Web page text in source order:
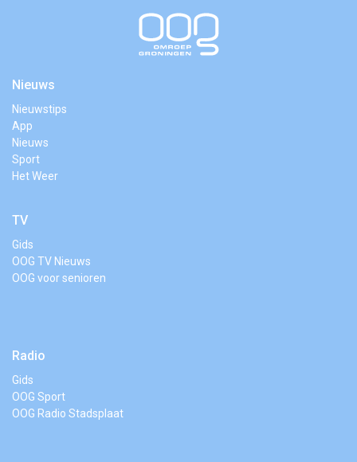
Nieuws
Nieuwstips
App
Nieuws
Sport
Het Weer
TV
Gids
OOG TV Nieuws
OOG voor senioren
Radio
Gids
OOG Sport
OOG Radio Stadsplaat